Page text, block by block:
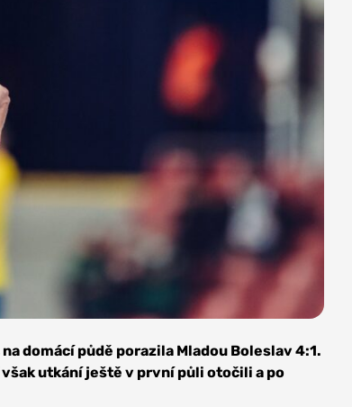
domácí půdě porazila Mladou Boleslav 4:1.
utkání ještě v první půli otočili a po